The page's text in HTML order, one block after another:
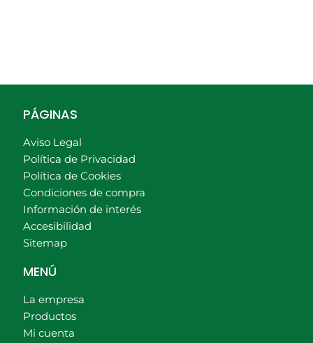
PÁGINAS
Aviso Legal
Política de Privacidad
Política de Cookies
Condiciones de compra
Información de interés
Accesibilidad
Sitemap
MENÚ
La empresa
Productos
Mi cuenta